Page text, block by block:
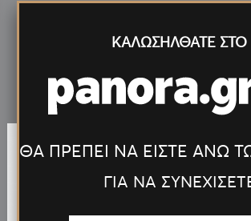
Νέα
ΚΑΛΩΣΗΛΘΑΤΕ ΣΤΟ
ΘΑ ΠΡΕΠΕΙ ΝΑ ΕΙΣΤΕ ΑΝΩ
ΓΙΑ ΝΑ